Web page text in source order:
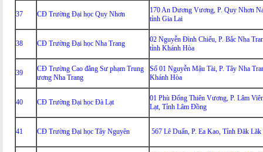
37 CĐ Trường Đại học Quy Nhơn
170 An Dương Vương, P. Quy Nhơn
tỉnh Gia Lai
38 CĐ Trường Đại học Nha Trang
02 Nguyễn Đình Chiểu, P. Bắc Nha
tỉnh Khánh Hòa
39
CĐ Trường Cao đẳng Sư phạm Trung
ương Nha Trang
Số 01 Nguyễn Mậu Tài, P. Tây Nha
Khánh Hòa
40 CĐ Trường Đại học Đà Lạt
01 Phù Đổng Thiên Vương, P. Lâm
Lạt, Tỉnh Lâm Đồng
41 CĐ Trường Đại học Tây Nguyên 567 Lê Duẩn, P. Ea Kao, Tỉnh Đăk Lăk